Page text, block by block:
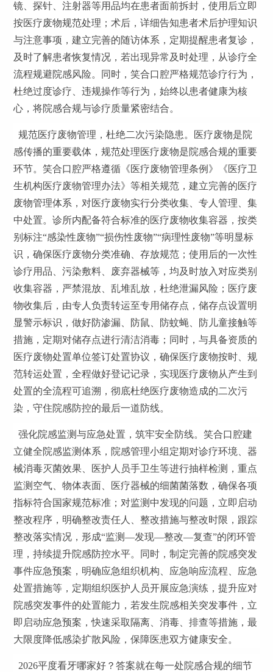
镜、探针、注射器等用品均在患者面前拆封，使用后立即
按医疗废物规范处理；术后，详细告知患者术后护理知识
与注意事项，建立完善的随访体系，定期提醒患者复诊，
及时了解患者恢复情况，若出现异常及时处理，从诊疗全
流程规避院感风险。同时，笑合口腔严格规范诊疗行为，
杜绝过度诊疗、违规操作等行为，始终以患者健康为核
心，将院感合规与诊疗质量紧密结合。
规范医疗废物管理，杜绝二次污染隐患。医疗废物是院
感传播的重要载体，规范处理医疗废物是院感合规的重要
环节。笑合口腔严格遵循《医疗废物管理条例》《医疗卫
生机构医疗废物管理办法》等相关规范，建立完善的医疗
废物管理体系，对医疗废物实行分类收集、专人管理、集
中处置。诊所内配备符合标准的医疗废物收集容器，按类
别标注“感染性废物”“损伤性废物”“病理性废物”等明显标
识，确保医疗废物分类准确、存放规范；使用后的一次性
诊疗用品、污染敷料、废弃器械等，均及时放入对应类别
收集容器，严禁混放、乱堆乱放，杜绝泄漏风险；医疗废
物收集后，由专人负责转运至专用储存点，储存点设置明
显警示标识，做好防渗漏、防鼠、防蚊蝇、防儿童接触等
措施，定期对储存点进行清洁消毒；同时，与具备资质的
医疗废物处置单位签订处置协议，确保医疗废物按时、规
范转运处置，全程做好登记记录，实现医疗废物从产生到
处置的全流程可追溯，彻底杜绝医疗废物造成的二次污
染，守住院感防控的最后一道防线。
强化院感监测与应急处置，筑牢安全防线。笑合口腔建
立健全院感监测体系，院感管理小组定期对诊疗环境、器
械消毒灭菌效果、医护人员手卫生等进行抽样检测，重点
监测空气、物体表面、医疗器械的细菌菌落数，确保各项
指标符合国家规范标准；对监测中发现的问题，立即启动
整改程序，明确整改责任人、整改措施与整改时限，跟踪
整改落实情况，形成“监测—发现—整改—复查”的闭环管
理，持续提升院感防控水平。同时，制定完善的院感突发
事件应急预案，明确应急组织机构、应急响应流程、应急
处置措施等，定期组织医护人员开展应急演练，提升应对
院感突发事件的处置能力，若发生院感相关突发事件，立
即启动应急预案，快速采取隔离、消毒、排查等措施，最
大限度降低感染扩散风险，保障医患双方健康安全。
2026平度看牙哪家好？答案就在每一处院感合规的细节